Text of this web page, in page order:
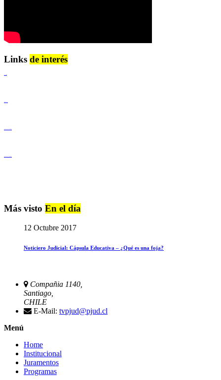
Links de interés
Más visto En el día
12 Octubre 2017
Noticiero Judicial: Cápsula Educativa – ¿Qué es una foja?
Compañia 1140,
Santiago,
CHILE
E-Mail: tvpjud@pjud.cl
Menú
Home
Institucional
Juramentos
Programas